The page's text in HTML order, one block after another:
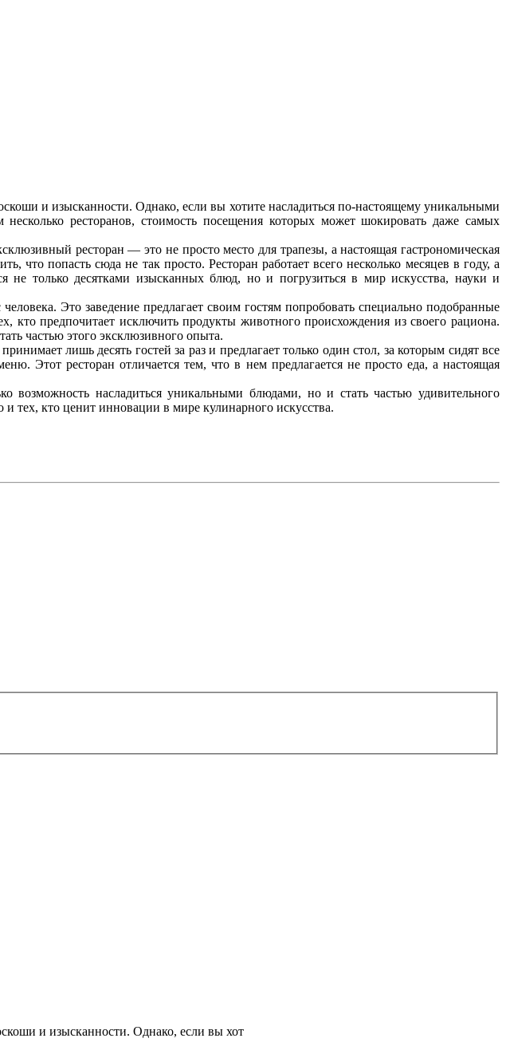
и изысканности. Однако, если вы хотите насладиться по-настоящему уникальными
ресторанов, стоимость посещения которых может шокировать даже самых
ресторан — это не просто место для трапезы, а настоящая гастрономическая
что попасть сюда не так просто. Ресторан работает всего несколько месяцев в году, а
не только десятками изысканных блюд, но и погрузиться в мир искусства, науки и
Это заведение предлагает своим гостям попробовать специально подобранные
кто предпочитает исключить продукты животного происхождения из своего рациона.
частью этого эксклюзивного опыта.
лишь десять гостей за раз и предлагает только один стол, за которым сидят все
Этот ресторан отличается тем, что в нем предлагается не просто еда, а настоящая
возможность насладиться уникальными блюдами, но и стать частью удивительного
тех, кто ценит инновации в мире кулинарного искусства.
и изысканности. Однако, если вы хот